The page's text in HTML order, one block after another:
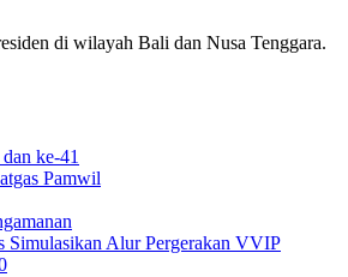
di wilayah Bali dan Nusa Tenggara.
ke-41
Pamwil
Simulasikan Alur Pergerakan VVIP